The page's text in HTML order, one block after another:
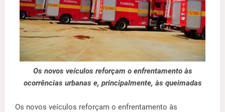
Os novos veículos reforçam o enfrentamento às
ocorrências urbanas e, principalmente, às queimadas
Os novos veículos reforçam o enfrentamento às